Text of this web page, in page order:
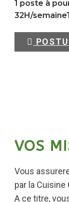
1 poste à
32H/
VOS
Vous
par la Cuisine
A ce titre,